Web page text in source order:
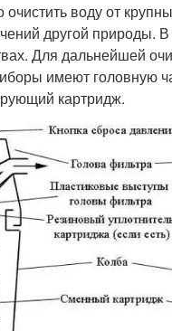
воду от
другой природы.
Для дальнейшей
имеют головную
картридж.